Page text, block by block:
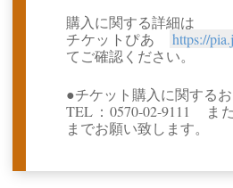
購入に関する詳細は
チケットぴあ
https://
てご確認ください。
●チケット購入に関するお
TEL：0570-02-9111 ま
までお願い致します。